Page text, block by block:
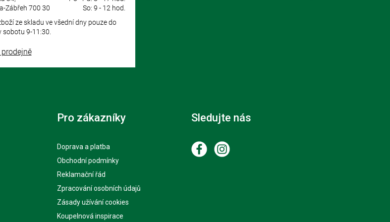
Zábřeh 700 30
So: 9 - 12 hod.
ze skladu ve všední dny pouze do
sobotu 9-11:30.
Pro zákazníky
Doprava a platba
Obchodní podmínky
Reklamační řád
Zpracování osobních údajů
Zásady užívání cookies
Koupelnová inspirace
Sledujte nás